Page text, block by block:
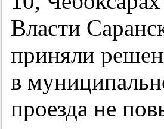
Власти
приняли
в
проезда не